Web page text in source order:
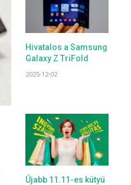
Hivatalos a Samsung
Galaxy Z TriFold
2025-12-02
Újabb 11.11-es kütyü